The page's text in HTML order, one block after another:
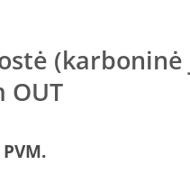
(karboninė
OUT